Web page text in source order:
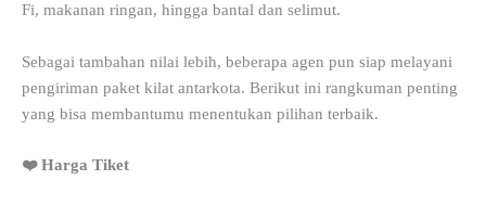
Fi, makanan ringan, hingga bantal dan selimut.
Sebagai tambahan nilai lebih, beberapa agen pun siap melayani
pengiriman paket kilat antarkota. Berikut ini rangkuman penting
yang bisa membantumu menentukan pilihan terbaik.
❤️ Harga Tiket